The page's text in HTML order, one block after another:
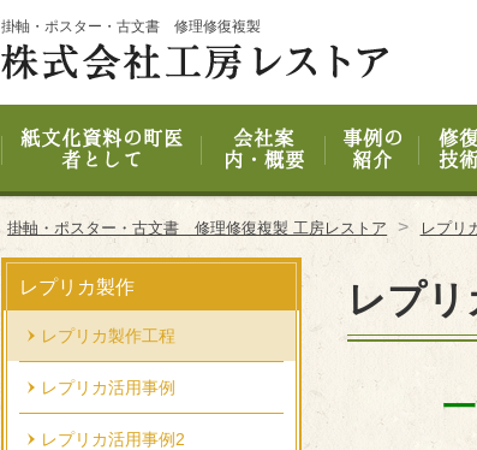
掛軸・ポスター・古文書 修理修復複製
紙文化資料の町医
者として
会社案
内・概要
事例の
紹介
修復
技
掛軸・ポスター・古文書 修理修復複製 工房レストア > レプリ
レプ
レプリカ製作
レプリカ製作工程
レプリカ活用事例
レプリカ活用事例2